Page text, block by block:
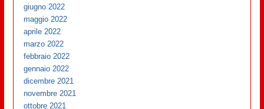
giugno 2022
maggio 2022
aprile 2022
marzo 2022
febbraio 2022
gennaio 2022
dicembre 2021
novembre 2021
ottobre 2021